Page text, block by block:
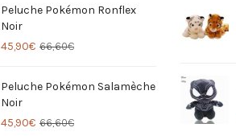
Peluche Pokémon Ronflex
Noir
66,60€
45,90€
Peluche Pokémon Salamèche
Noir
66,60€
45,90€